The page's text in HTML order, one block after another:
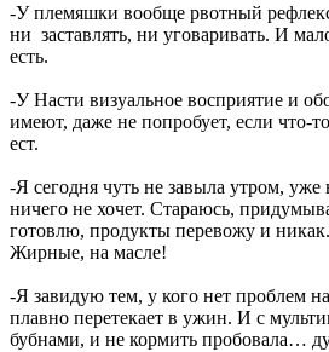
-У племяшки вообще рвотный
ни заставлять, ни уговаривать. И
есть.
-У Насти визуальное восприятие и
имеют, даже не попробует, если что-
ест.
-Я сегодня чуть не завыла утром,
ничего не хочет. Стараюсь,
готовлю, продукты перевожу и
Жирные, на масле!
-Я завидую тем, у кого нет проблем
плавно перетекает в ужин. И с
бубнами, и не кормить пробовала…